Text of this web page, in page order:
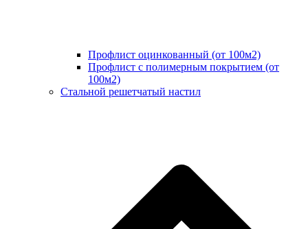
Профлист оцинкованный (от 100м2)
Профлист с полимерным покрытием (от
100м2)
Стальной решетчатый настил